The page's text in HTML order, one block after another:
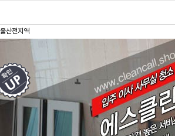
울산전지역